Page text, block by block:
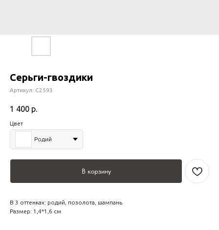
Серьги-гвоздики
Артикул: С2593
1 400 р.
Цвет
Родий
В корзину
В 3 оттенках: родий, позолота, шампань
Размер: 1,4*1,6 см